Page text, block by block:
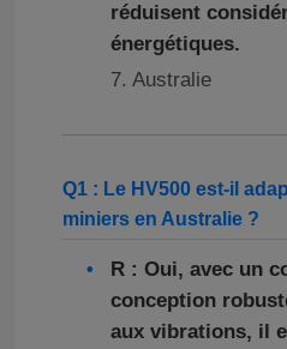
réduisent
énergétiques.
7. Australie
Q1 : Le HV500 est-il
miniers en Australie ?
R : Oui, avec un
conception
aux vibrations, il